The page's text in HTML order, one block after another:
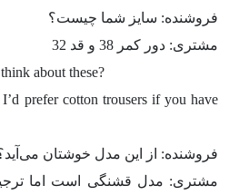
فروشنده: سایز شما چیست؟
مشتری: دور کمر 38 و قد 32
about these?
prefer cotton trousers if you have
فروشنده: از این مدل خوشتان
مشتری:‌ مدل قشنگی است اما